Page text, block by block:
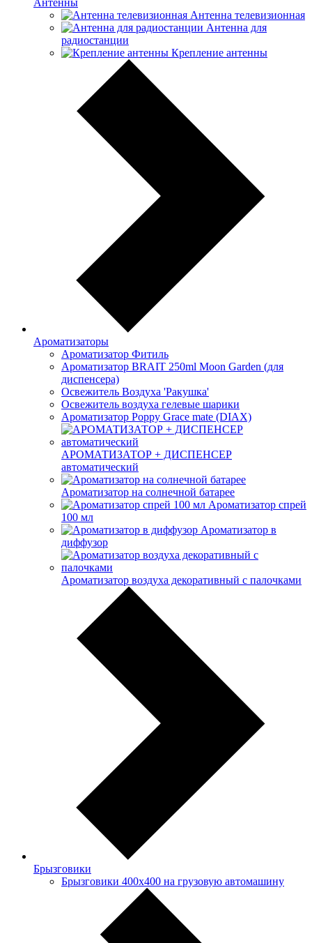
Антенна телевизионная
Антенна для
радиостанции
Крепление антенны
Ароматизаторы
Ароматизатор Фитиль
Ароматизатор BRAIT 250ml Moon Garden (для
диспенсера)
Освежитель Воздуха 'Ракушка'
Освежитель воздуха гелевые шарики
Ароматизатор Poppy Grace mate (DIAX)
АРОМАТИЗАТОР + ДИСПЕНСЕР
автоматический
Ароматизатор на солнечной батарее
Ароматизатор спрей
100 мл
Ароматизатор в
диффузор
Ароматизатор воздуха декоративный с палочками
Брызговики
Брызговики 400х400 на грузовую автомашину